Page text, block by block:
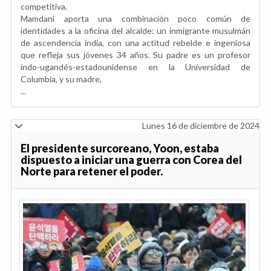
competitiva.
Mamdani aporta una combinación poco común de
identidades a la oficina del alcalde: un inmigrante musulmán
de ascendencia india, con una actitud rebelde e ingeniosa
que refleja sus jóvenes 34 años. Su padre es un profesor
indo-ugandés-estadounidense en la Universidad de
Columbia, y su madre,
...
Lunes 16 de diciembre de 2024
El presidente surcoreano, Yoon, estaba
dispuesto a iniciar una guerra con Corea del
Norte para retener el poder.